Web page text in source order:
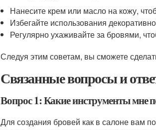
Нанесите крем или масло на кожу,
Избегайте использования
Регулярно ухаживайте за бровями,
Следуя этим советам, вы сможете
Связанные вопросы и
Вопрос 1: Какие инструменты мне
Для создания бровей как в салоне вам